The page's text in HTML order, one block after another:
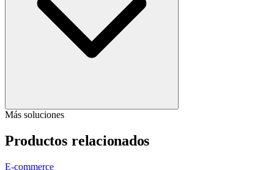
Más soluciones
Productos relacionados
E-commerce